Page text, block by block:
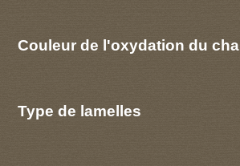
Couleur de l'oxydation du
Type de lamelles